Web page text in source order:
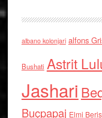
albano kolonjari alfons
Bushati Astrit
Jashari
Buçpapaj Elmi